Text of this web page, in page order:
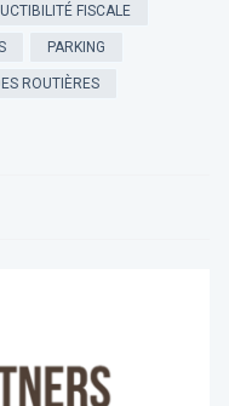
FISCALE
PARKING
ROUTIÈRES